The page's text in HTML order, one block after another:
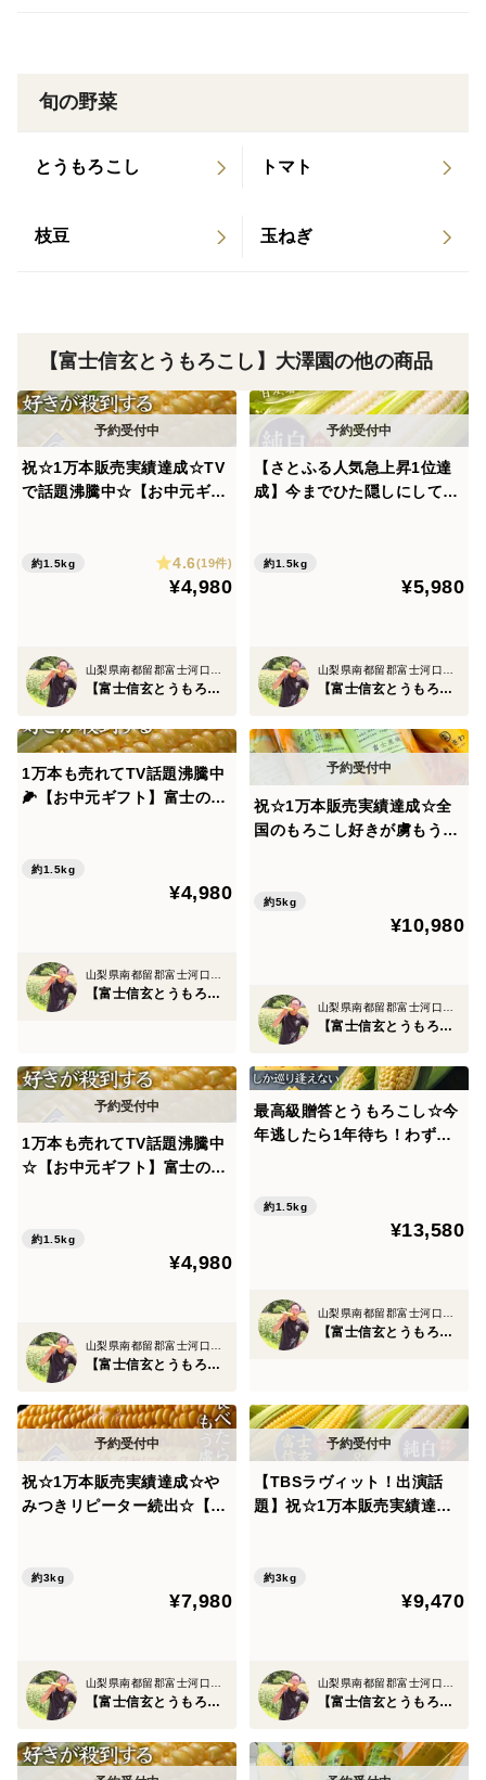
です。それだけに収まらず
"食のプロ"も一度食べたらやみつきになってしまうほど
その濃厚なとうもろこしは口コミサイトで【星4.5以
上】を誇る東京やリゾート地の名だたる一流レストラン
とうもろこしという野菜の枠にいながら【糖度20度】と
到達する極上のとうもろこし🌽
その理由として他では真似できない唯一無二の【奇跡の
5大要素】が折り重なった五重奏を奏でます！
🌽①500年代々受け継がれる秘伝農法。
山梨と言えば戦国時代最強と名高い『武田信玄』
田信玄の最強戦術『騎馬隊』
この馬は戦いだけではなく、実は農業にも活用されてお
り"ある方法"で作物を育て上げていました。
当園はその500年前から代々受け継がれる秘伝農法を受
け継ぎ、現代でもその方法でとうもろこしを育てていま
そして、そのとうもろこしを武田信玄の所縁ある神社に
奉納献上品として奉げております💡
実はその由緒正しい神社は『武田家三代』が祈願した富
士山最古の神社"武田信玄公祈願所"という歴史があり、
その500年受け継がれ、所縁のある神社に奉納献上品と
して奉げられているとうもろこしこそ、当園の『富士信
玄ブランド』なのです🌽
🌽②日照時間日本一フルーツ王国山梨の環境
てこの上ない最高の環境で育て上げられているから！
作物にとって日照時間というのは作物の出来を大きく左
旬の野菜
とうもろこし トマト
枝豆 玉ねぎ
【富士信玄とうもろこし】大澤園の他の商品
祝☆1万本販売実績達成☆TV
で話題沸騰中☆【お中元ギフ
大4本約1.5kg☆旬の甘いトウ
モロコシ【朝どれ】【8月中
約1.5kg 4.6(19件)
¥4,980
【富士信玄とうもろこし】大澤園
【さとふる人気急上昇1位達
成】今までひた隠しにしてき
販売☆旬の甘い【朝どれ】ト
ウモロコシ🌽2027年7月下旬
約1.5kg
¥5,980
【富士信玄とうもろこし】大澤園
1万本も売れてTV話題沸騰中
🌽【お中元ギフト】富士の恩
1.5kg 【朝どれ】【8月上旬
約1.5kg
¥4,980
山梨県南都留郡富士河口湖町
【富士信玄とうもろこし】大澤園
祝☆1万本販売実績達成☆全
国のもろこし好きが虜もう戻
玄とうもろこし』約5kg【朝
どれ】🌽8月中旬予約🌽
約5kg
¥10,980
山梨県南都留郡富士河口湖町
【富士信玄とうもろこし】大澤園
1万本も売れてTV話題沸騰中
☆【お中元ギフト】富士の恩
1.5kg☆旬の甘いトウモロコ
シ【朝どれ】【8月下旬予
約1.5kg
¥4,980
【富士信玄とうもろこし】大澤園
最高級贈答とうもろこし☆今
年逃したら1年待ち！わずか
ろこしブランド最高峰約1.5k
g【朝どれ】 【2026年8月予
約1.5kg
¥13,580
【富士信玄とうもろこし】大澤園
祝☆1万本販売実績達成☆や
みつきリピーター続出☆【お
し』お得な約3kg☆旬の甘い
【朝どれ】トウモロコシ【8
約3kg
¥7,980
山梨県南都留郡富士河口湖町
【富士信玄とうもろこし】大澤園
【TBSラヴィット！出演話
題】祝☆1万本販売実績達成
ージ約3kg☆富士信玄とうも
ろこし一流レストラン御用達
約3kg
¥9,470
山梨県南都留郡富士河口湖町
【富士信玄とうもろこし】大澤園